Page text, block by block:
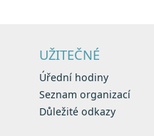
UŽITEČNÉ
Úřední hodiny
Seznam organizací
Důležité odkazy